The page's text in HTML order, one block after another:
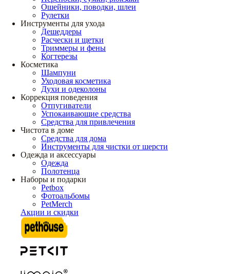
Ошейники, поводки, шлеи
Рулетки
Инструменты для ухода
Дешеддеры
Расчески и щетки
Триммеры и фены
Когтерезы
Косметика
Шампуни
Уходовая косметика
Духи и одеколоны
Коррекция поведения
Отпугиватели
Успокаивающие средства
Средства для привлечения
Чистота в доме
Средства для дома
Инструменты для чистки от шерсти
Одежда и аксессуары
Одежда
Полотенца
Наборы и подарки
Petbox
Фотоальбомы
PetMerch
Акции и скидки